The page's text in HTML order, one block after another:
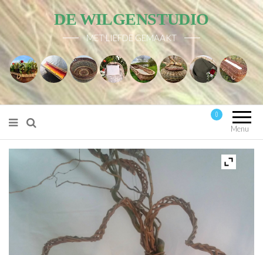
DE WILGENSTUDIO
MET LIEFDE GEMAAKT
Menu
0